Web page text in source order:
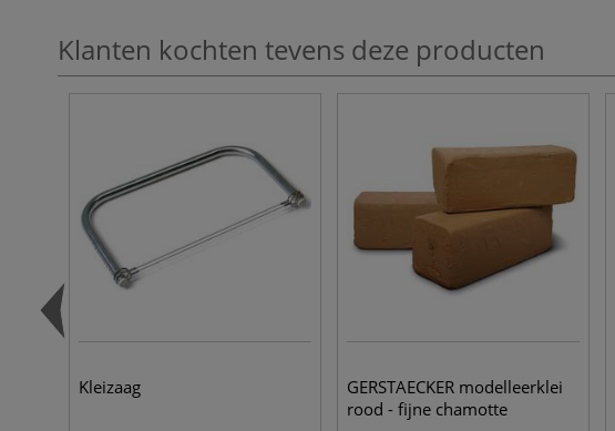
Klanten kochten tevens deze producten
Kleizaag
GERSTAECKER modelleerklei
rood - fijne chamotte